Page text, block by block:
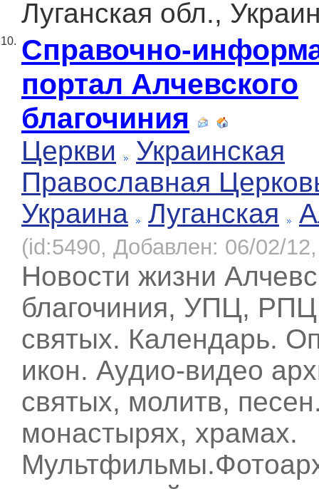
Луганская обл.,
10. Справочно-
портал Алчевского
благочиния
Церкви
Украинская
Православная
Украина
Луганская
(id:5490, Добавлен: 06/02/
Новости жизни
благочиния, УПЦ,
святых. Календарь.
икон. Аудио-видео
святых, молитв,
монастырях, храмах.